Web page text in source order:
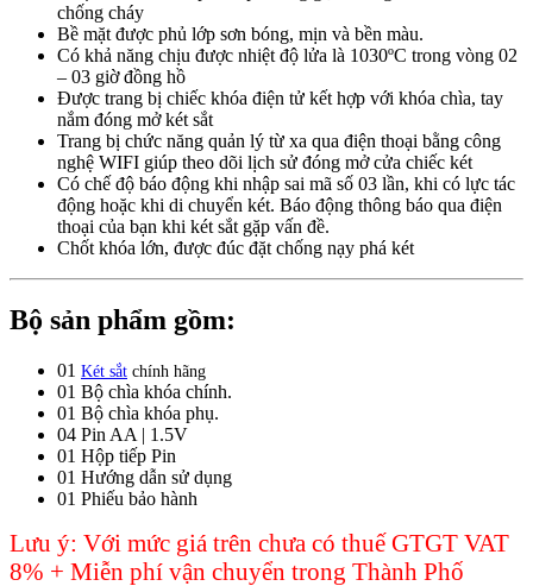
chống cháy
Bề mặt được phủ lớp sơn bóng, mịn và bền màu.
Có khả năng chịu được nhiệt độ lửa là 1030ºC trong vòng 02
– 03 giờ đồng hồ
Được trang bị chiếc khóa điện tử kết hợp với khóa chìa, tay
nắm đóng mở két sắt
Trang bị chức năng quản lý từ xa qua điện thoại bằng công
nghệ WIFI giúp theo dõi lịch sử đóng mở cửa chiếc két
Có chế độ báo động khi nhập sai mã số 03 lần, khi có lực tác
động hoặc khi di chuyển két. Báo động thông báo qua điện
thoại của bạn khi két sắt gặp vấn đề.
Chốt khóa lớn, được đúc đặt chống nạy phá két
Bộ sản phẩm gồm:
01 Két sắt chính hãng
01 Bộ chìa khóa chính.
01 Bộ chìa khóa phụ.
04 Pin AA | 1.5V
01 Hộp tiếp Pin
01 Hướng dẫn sử dụng
01 Phiếu bảo hành
Lưu ý: Với mức giá trên chưa có thuế GTGT VAT
8% + Miễn phí vận chuyển trong Thành Phố